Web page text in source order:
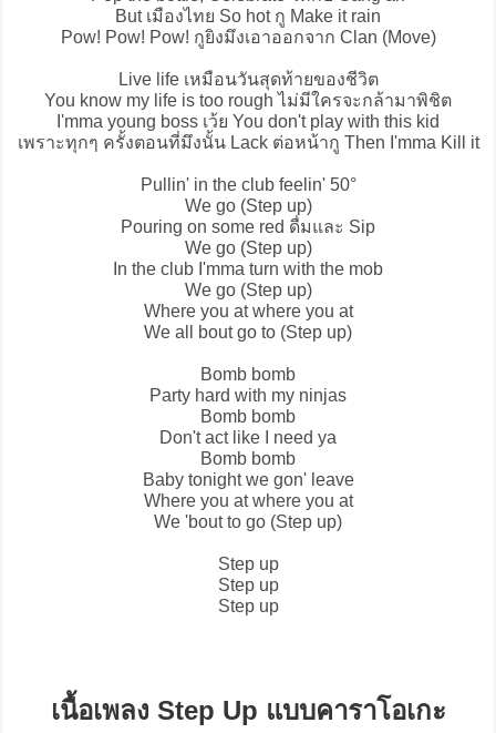
But เมืองไทย So hot กู Make it rain
Pow! Pow! Pow! กูยิงมึงเอาออกจาก Clan (Move)
Live life เหมือนวันสุดท้ายของชีวิต
You know my life is too rough ไม่มีใครจะกล้ามาพิชิต
I'mma young boss เว้ย You don't play with this kid
เพราะทุกๆ ครั้งตอนที่มึงนั้น Lack ต่อหน้ากู Then I'mma Kill it
Pullin' in the club feelin' 50°
We go (Step up)
Pouring on some red ดื่มและ Sip
We go (Step up)
In the club I'mma turn with the mob
We go (Step up)
Where you at where you at
We all bout go to (Step up)
Bomb bomb
Party hard with my ninjas
Bomb bomb
Don't act like I need ya
Bomb bomb
Baby tonight we gon' leave
Where you at where you at
We 'bout to go (Step up)
Step up
Step up
Step up
เนื้อเพลง Step Up แบบคาราโอเกะ